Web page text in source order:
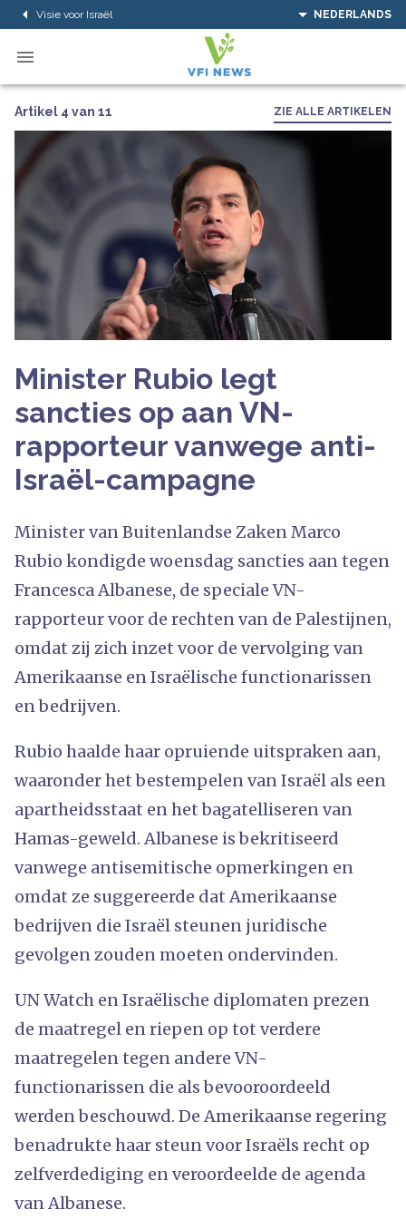
Visie voor Israël NEDERLANDS
Artikel 4 van 11 ZIE ALLE ARTIKELEN
Minister Rubio legt
sancties op aan VN-
rapporteur vanwege anti-
Israël-campagne
Minister van Buitenlandse Zaken Marco
Rubio kondigde woensdag sancties aan tegen
Francesca Albanese, de speciale VN-
rapporteur voor de rechten van de Palestijnen,
omdat zij zich inzet voor de vervolging van
Amerikaanse en Israëlische functionarissen
en bedrijven.
Rubio haalde haar opruiende uitspraken aan,
waaronder het bestempelen van Israël als een
apartheidsstaat en het bagatelliseren van
Hamas-geweld. Albanese is bekritiseerd
vanwege antisemitische opmerkingen en
omdat ze suggereerde dat Amerikaanse
bedrijven die Israël steunen juridische
gevolgen zouden moeten ondervinden.
UN Watch en Israëlische diplomaten prezen
de maatregel en riepen op tot verdere
maatregelen tegen andere VN-
functionarissen die als bevooroordeeld
werden beschouwd. De Amerikaanse regering
benadrukte haar steun voor Israëls recht op
zelfverdediging en veroordeelde de agenda
van Albanese.